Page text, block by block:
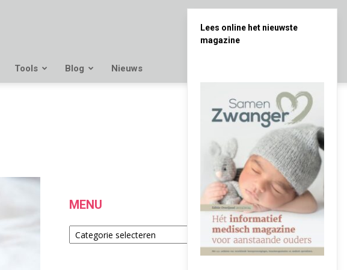
Tools Blog Nieuws
MENU
Menu
Lees online het nieuwste
magazine